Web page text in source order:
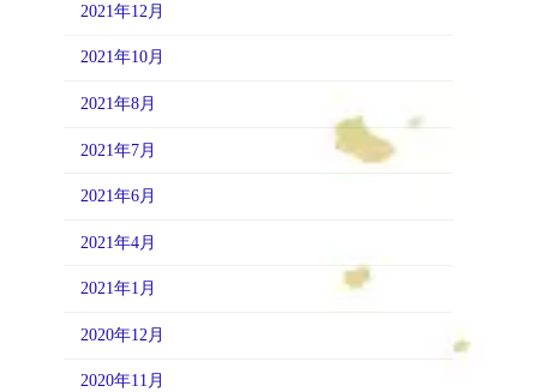
2021年12月
2021年10月
2021年8月
2021年7月
2021年6月
2021年4月
2021年1月
2020年12月
2020年11月